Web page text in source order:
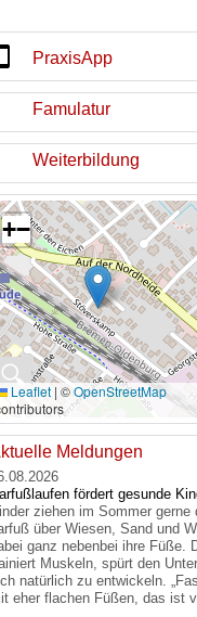
PraxisApp
Famulatur
Weiterbildung
🔍
+−
Leaflet | ©OpenStreetMap
Meldungen
fördert gesunde
ziehen im Sommer
über Wiesen, Sand und
ganz nebenbei ihre Füße.
Muskeln, spürt den
natürlich zu entwickeln.
eher flachen Füßen, das ist